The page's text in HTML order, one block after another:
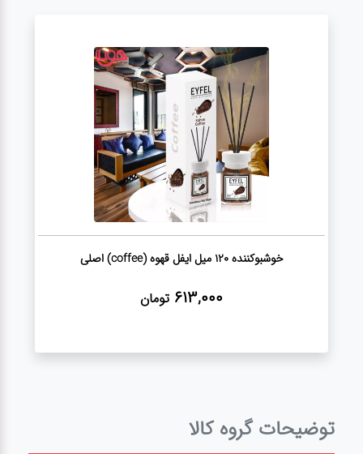
زودپز،قابلمه،تابه
کلمن،فلاسک،قمقمه
بانکه،پاسماوری،جا
کتری قوری
جشن و تولد
خوشبوکننده 120 میل ایفل قهوه (coffee) اصلی
613,000 تومان
توضیحات گروه کالا